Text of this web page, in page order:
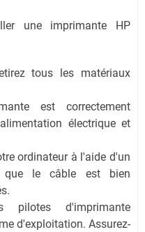
une imprimante HP
tous les matériaux
est correctement
électrique et
ordinateur à l'aide d'un
que le câble est bien
pilotes d'imprimante
d'exploitation. Assurez-